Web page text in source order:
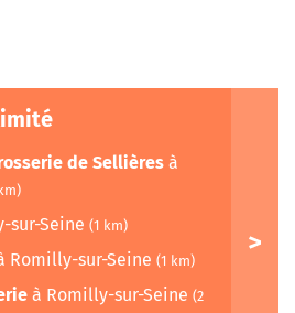
de Sellières à
sur-Seine (1 km)
Romilly-sur-Seine (1 km)
à Romilly-sur-Seine (2